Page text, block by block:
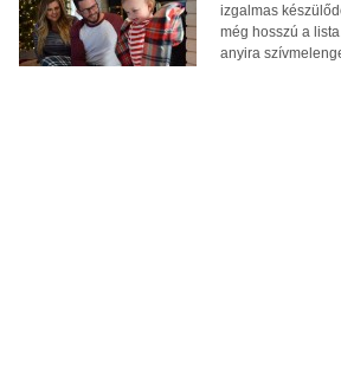
izgalmas
még hosszú a
anyira